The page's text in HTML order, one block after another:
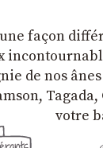
façon
de nos
votre